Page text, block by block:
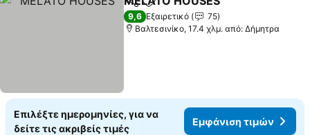
Κοινοποίηση
Προσθήκη στα αγαπημένα
9,6 Εξαιρετικό
75
Βαλτεσινίκο, 17.4 χλμ. από: Δήμητρα
Επιλέξτε ημερομηνίες, για να
δείτε τις ακριβείς τιμές
Εμφάνιση τιμών